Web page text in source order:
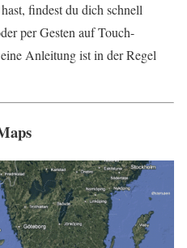
findest du dich schnell
per Gesten auf Touch-
Anleitung ist in der Regel